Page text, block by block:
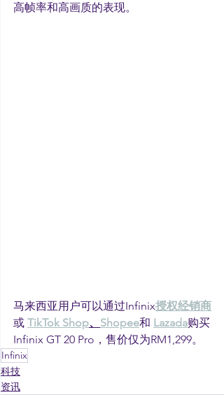
高帧率和高画质的表现。
马来西亚用户可以通过Infinix授权经销商
或 TikTok Shop、 Shopee和 Lazada购买
Infinix GT 20 Pro，售价仅为RM1,299。
Infinix
科技
资讯